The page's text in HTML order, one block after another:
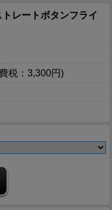
レートボタンフライ
税：3,300円)